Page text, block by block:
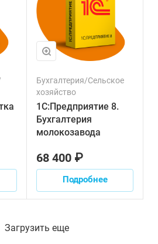
Бухгалтерия/Сельское
хозяйство
1С:Предприятие 8.
Бухгалтерия
молокозавода
68 400 ₽
Подробнее
Загрузить еще